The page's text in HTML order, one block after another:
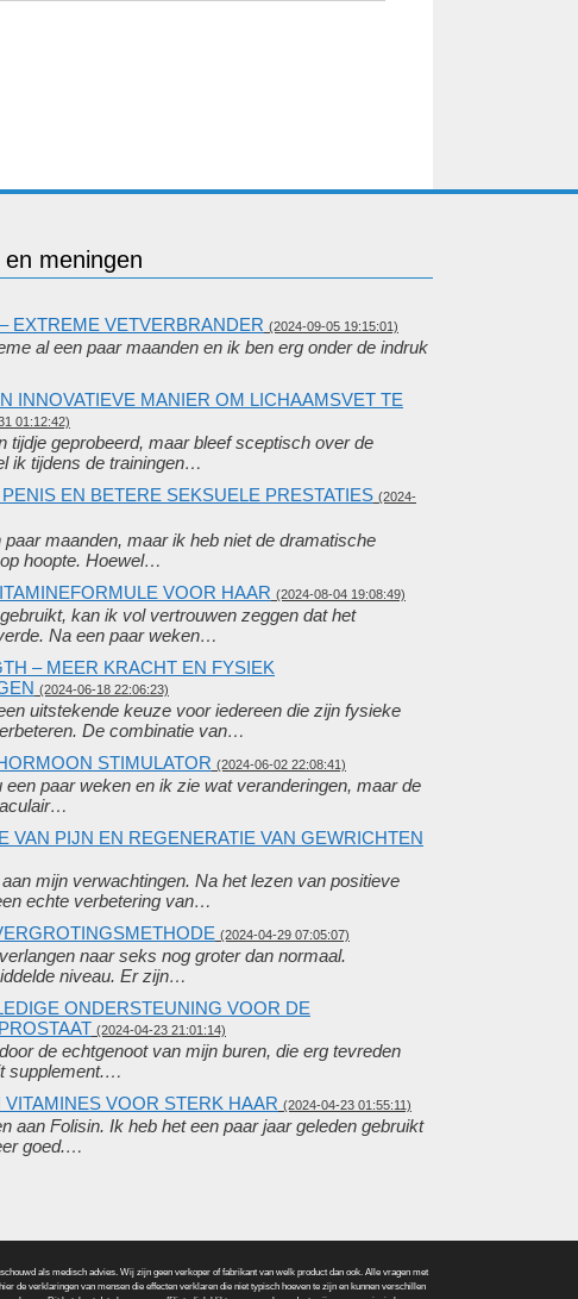
meningen
EXTREME VETVERBRANDER (2024-09-05 19:15:01)
al een paar maanden en ik ben erg onder de indruk
INNOVATIEVE MANIER OM LICHAAMSVET TE
01:12:42)
tijdje geprobeerd, maar bleef sceptisch over de
ik tijdens de trainingen…
EN BETERE SEKSUELE PRESTATIES (2024-
maanden, maar ik heb niet de dramatische
hoopte. Hoewel…
VOOR HAAR (2024-08-04 19:08:49)
kan ik vol vertrouwen zeggen dat het
Na een paar weken…
– MEER KRACHT EN FYSIEK
(2024-06-18 22:06:23)
uitstekende keuze voor iedereen die zijn fysieke
De combinatie van…
STIMULATOR (2024-06-02 22:08:41)
paar weken en ik zie wat veranderingen, maar de
VAN PIJN EN REGENERATIE VAN GEWRICHTEN
mijn verwachtingen. Na het lezen van positieve
echte verbetering van…
(2024-04-29 07:05:07)
naar seks nog groter dan normaal.
niveau. Er zijn…
ONDERSTEUNING VOOR DE
(2024-04-23 21:01:14)
de echtgenoot van mijn buren, die erg tevreden
supplement.…
VOOR STERK HAAR (2024-04-23 01:55:11)
aan Folisin. Ik heb het een paar jaar geleden gebruikt
goed.…
als medisch advies. Wij zijn geen verkoper of fabrikant van welk product dan ook. Alle vragen met
de verklaringen van mensen die effecten verklaren die niet typisch hoeven te zijn en kunnen verschillen